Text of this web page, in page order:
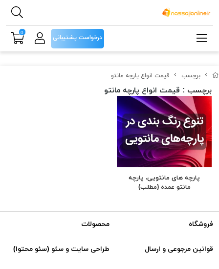
برچسب قیمت انواع پارچه مانتو
برچسب : قیمت انواع پارچه مانتو
پارچه های مانتویی، پارچه
مانتو عمده (مطلب)
فروشگاه محصولات
قوانین مرجوعی و ارسال طراحی سایت و سئو (سئو محتوا)
درخواست پشتیبانی
0